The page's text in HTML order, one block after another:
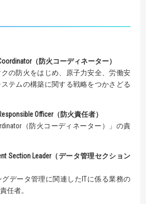
（防火コーディネーター）
の防火をはじめ、原子力安全、労働安
テムの構築に関する戦略をつかさどる
Officer（防火責任者）
（防火コーディネーター）」の責
Section Leader（データ管理セクション
データ管理に関連したITに係る業務の
任者。